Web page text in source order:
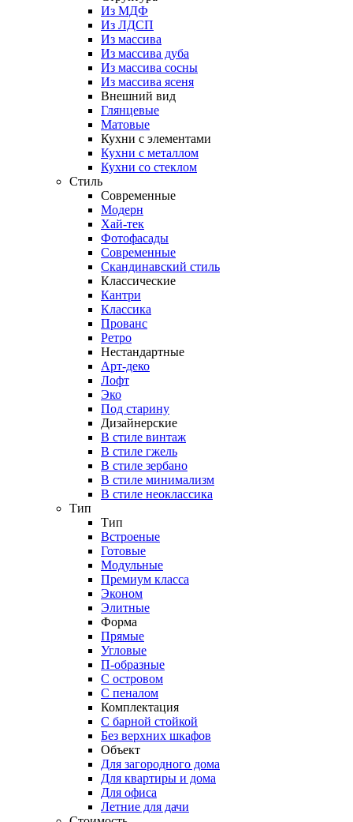
Из МДФ
Из ЛДСП
Из массива
Из массива дуба
Из массива сосны
Из массива ясеня
Внешний вид
Глянцевые
Матовые
Кухни с элементами
Кухни с металлом
Кухни со стеклом
Стиль
Современные
Модерн
Хай-тек
Фотофасады
Современные
Скандинавский стиль
Классические
Кантри
Классика
Прованс
Ретро
Нестандартные
Арт-деко
Лофт
Эко
Под старину
Дизайнерские
В стиле винтаж
В стиле гжель
В стиле зербано
В стиле минимализм
В стиле неоклассика
Тип
Тип
Встроеные
Готовые
Модульные
Премиум класса
Эконом
Элитные
Форма
Прямые
Угловые
П-образные
С островом
С пеналом
Комплектация
C барной стойкой
Без верхних шкафов
Объект
Для загородного дома
Для квартиры и дома
Для офиса
Летние для дачи